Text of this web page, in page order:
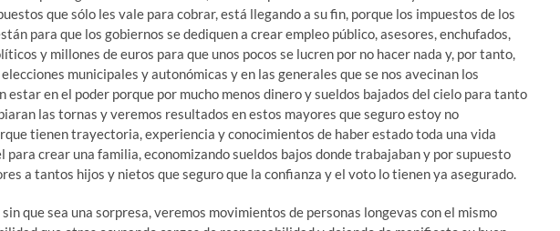
que sólo les vale para cobrar, está llegando a su fin, porque los impuestos de los
para que los gobiernos se dediquen a crear empleo público, asesores, enchufados,
y millones de euros para que unos pocos se lucren por no hacer nada y, por tanto,
municipales y autonómicas y en las generales que se nos avecinan los
estar en el poder porque por mucho menos dinero y sueldos bajados del cielo para tanto
las tornas y veremos resultados en estos mayores que seguro estoy no
tienen trayectoria, experiencia y conocimientos de haber estado toda una vida
para crear una familia, economizando sueldos bajos donde trabajaban y por supuesto
a tantos hijos y nietos que seguro que la confianza y el voto lo tienen ya asegurado.
que sea una sorpresa, veremos movimientos de personas longevas con el mismo